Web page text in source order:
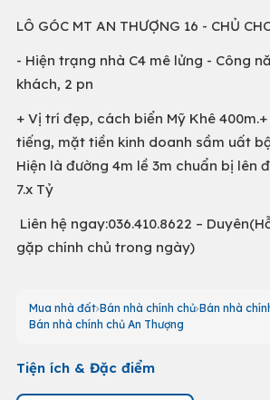
LÔ GÓC MT AN THƯỢNG 16 - CHỦ
- Hiện trạng nhà C4 mê lửng - Công
khách, 2 pn
+ Vị trí đẹp, cách biển Mỹ Khê
tiếng, mặt tiền kinh doanh sầm uất
Hiện là đường 4m lề 3m chuẩn bị lên
7.x Tỷ
Liên hệ ngay:036.410.8622 –
gặp chính chủ trong ngày)
Mua nhà đất Bán nhà chính chủ Bán nhà
Bán nhà chính chủ An Thượng
Tiện ích & Đặc điểm